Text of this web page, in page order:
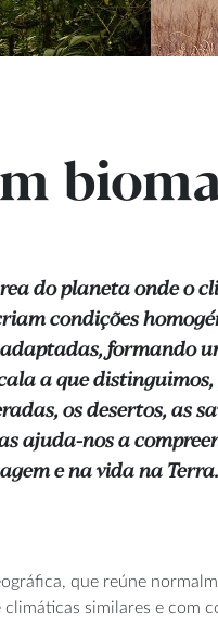
do planeta onde o
condições
formando
a que distinguimos,
os desertos, as
ajuda-nos a
e na vida na Terra.
que reúne
similares e com